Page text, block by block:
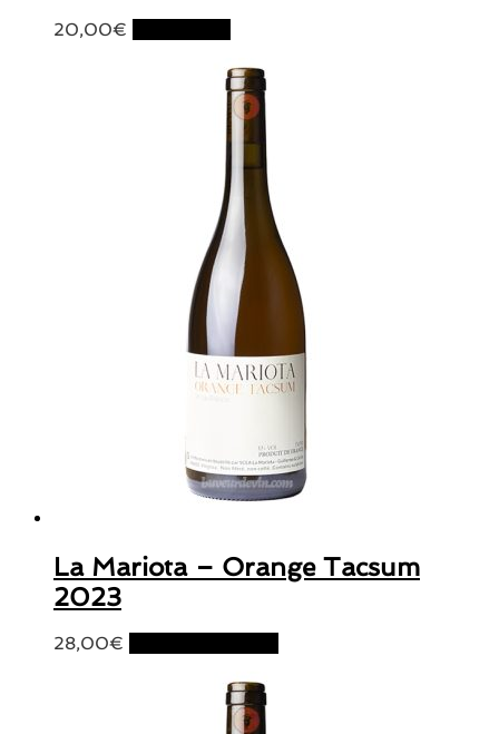
20,00€
La Mariota – Orange Tacsum
2023
28,00€